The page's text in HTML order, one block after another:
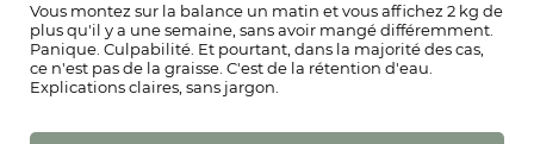
Vous montez sur la balance un matin et vous affichez 2 kg de
plus qu'il y a une semaine, sans avoir mangé différemment.
Panique. Culpabilité. Et pourtant, dans la majorité des cas,
ce n'est pas de la graisse. C'est de la rétention d'eau.
Explications claires, sans jargon.